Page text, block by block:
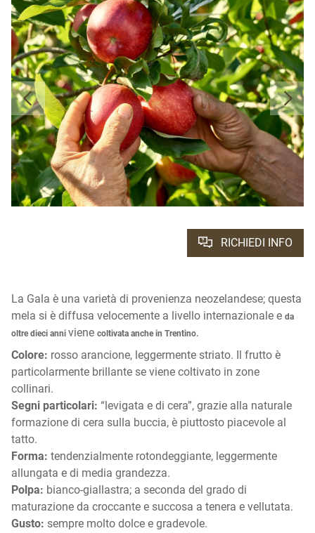
RICHIEDI INFO
La Gala è una varietà di provenienza neozelandese; questa
mela si è diffusa velocemente a livello internazionale e da
oltre dieci anni viene coltivata anche in Trentino.
Colore: rosso arancione, leggermente striato. Il frutto è
particolarmente brillante se viene coltivato in zone
collinari.
Segni particolari: “levigata e di cera”, grazie alla naturale
formazione di cera sulla buccia, è piuttosto piacevole al
tatto.
Forma: tendenzialmente rotondeggiante, leggermente
allungata e di media grandezza.
Polpa: bianco-giallastra; a seconda del grado di
maturazione da croccante e succosa a tenera e vellutata.
Gusto: sempre molto dolce e gradevole.